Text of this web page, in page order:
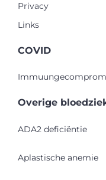
Privacy
Links
COVID
Overige
ADA2 deficiëntie
Aplastische anemie